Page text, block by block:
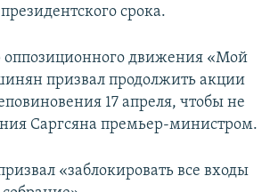
срока.
оппозиционного движения «Мой
призвал продолжить акции
17 апреля, чтобы не
Саргсяна премьер-министром.
«заблокировать все входы